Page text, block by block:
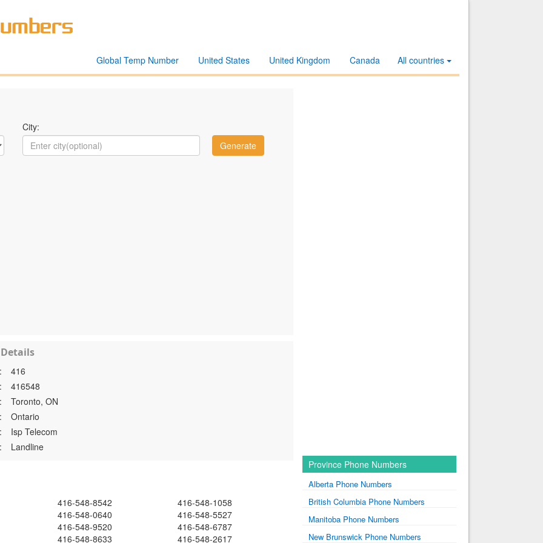
All countries
Canada
United Kingdom
United States
Global Temp Number
City:
416
416548
Toronto, ON
Ontario
Isp Telecom
Landline
416-548-8542
416-548-1058
416-548-0640
416-548-5527
416-548-9520
416-548-6787
416-548-8633
416-548-2617
Province Phone Numbers
Alberta Phone Numbers
British Columbia Phone Numbers
Manitoba Phone Numbers
New Brunswick Phone Numbers